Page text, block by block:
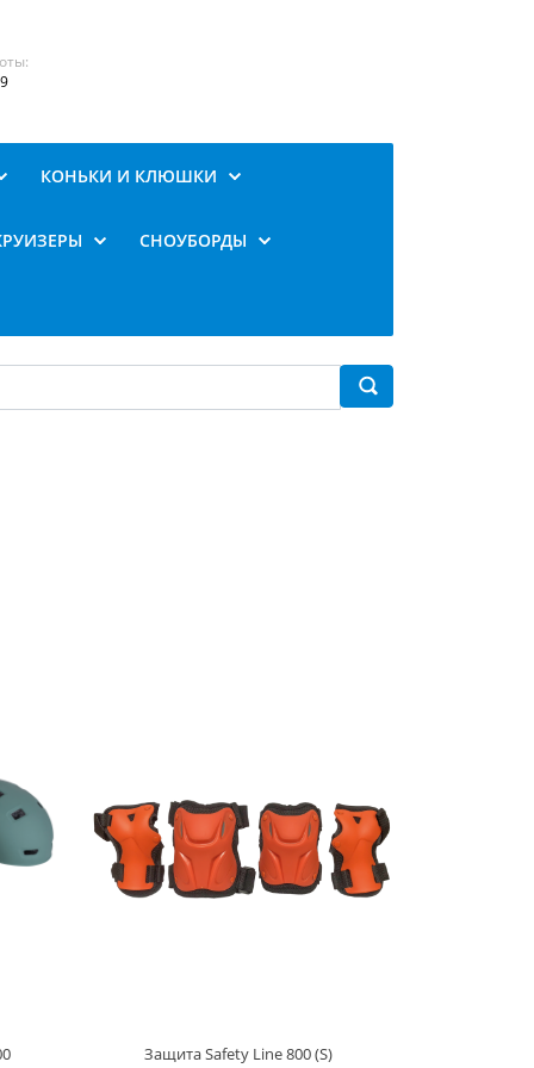
КОНЬКИ И КЛЮШКИ
СНОУБОРДЫ
Защита Safety Line 800 (S)